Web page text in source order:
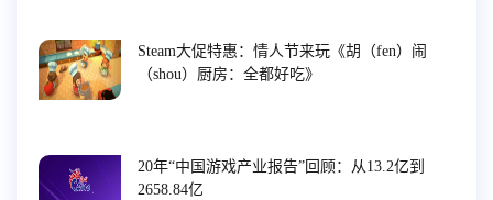
Steam大促特惠：情人节来玩《胡（fen）闹
（shou）厨房：全都好吃》
20年“中国游戏产业报告”回顾：从13.2亿到
2658.84亿